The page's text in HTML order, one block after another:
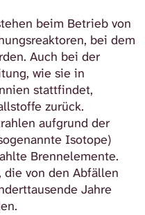
beim Betrieb von
bei dem
Auch bei der
wie sie in
stattfindet,
zurück.
aufgrund der
Isotope)
Brennelemente.
von den Abfällen
Jahre